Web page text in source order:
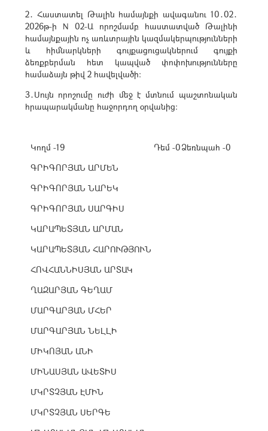
2․ Հաստատել Թալին համայնքի ավագանու 10․02․
2026թ-ի N 02-Ա որոշմամբ հաստատված Թալինի
համայնքային ոչ առևտրային կազմակերպությունների
և հիմնարկների գույքացուցակներում գույքի
ձեռքբերման հետ կապված փոփոխությունները
համաձայն թիվ 2 հավելվածի:
3․Սույն որոշումը ուժի մեջ է մտնում պաշտոնական
հրապարակմանը հաջորդող օրվանից:
Կողմ -19
ԳՐԻԳՈՐՅԱՆ ԱՐՄԵՆ
ԳՐԻԳՈՐՅԱՆ ՆԱՐԵԿ
ԳՐԻԳՈՐՅԱՆ ՍԱՐԳԻՍ
ԿԱՐԱՊԵՏՅԱՆ ԱՐՄԱՆ
ԿԱՐԱՊԵՏՅԱՆ ՀԱՐՈՒԹՅՈՒՆ
ՀՈՎՀԱՆՆԻՍՅԱՆ ԱՐՏԱԿ
ՂԱԶԱՐՅԱՆ ԳԵՂԱՄ
ՄԱՐԳԱՐՅԱՆ ՄՀԵՐ
ՄԱՐԳԱՐՅԱՆ ՆԵԼԼԻ
ՄԻԿՈՅԱՆ ԱՆԻ
ՄԻՆԱՍՅԱՆ ԱՎԵՏԻՍ
ՄԿՐՏՉՅԱՆ ԷՄԻՆ
ՄԿՐՏՉՅԱՆ ՍԵՐԳԵ
Դեմ -0Ձեռնպահ -0